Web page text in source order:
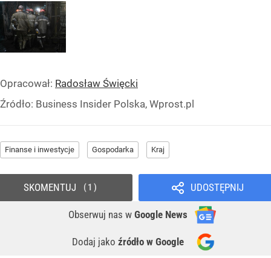
Opracował: Radosław Święcki
Źródło: Business Insider Polska, Wprost.pl
Finanse i inwestycje Gospodarka Kraj
UDOSTĘPNIJ
Obserwuj nas w Google News
Dodaj jako źródło w Google
SKOMENTUJ 1